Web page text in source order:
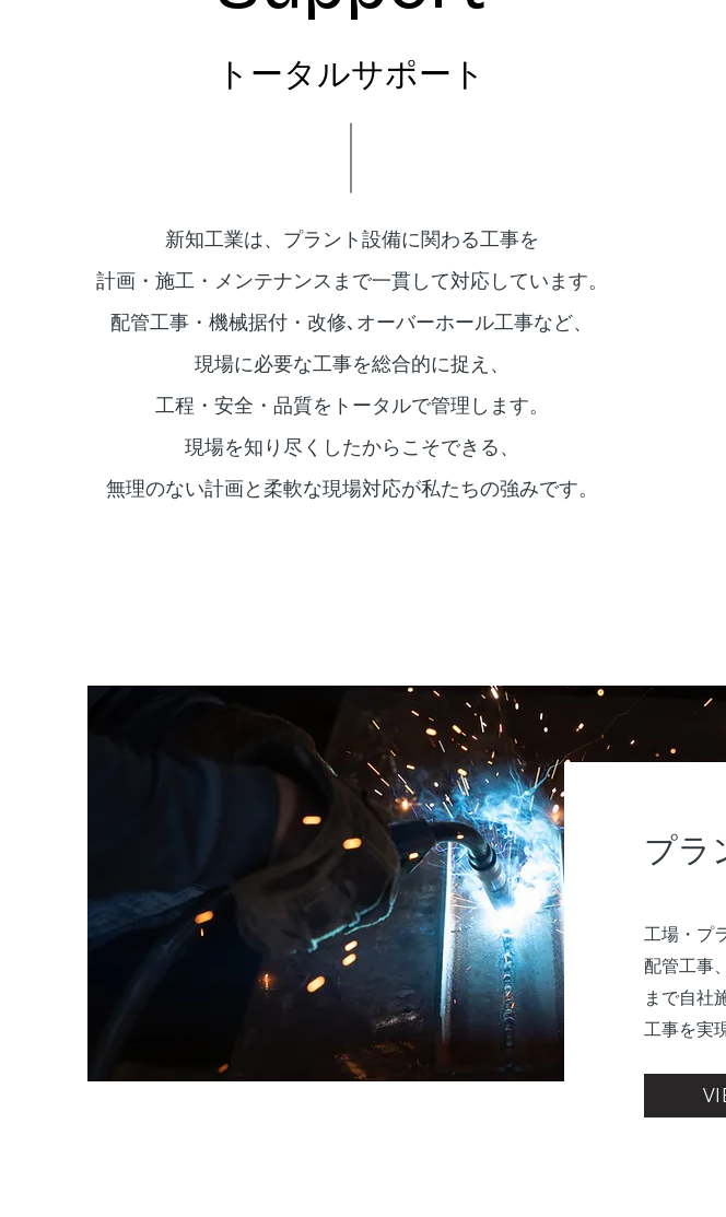
トータルサポート
新知工業は、プラント設備に関わる工事を
計画・施工・メンテナンスまで一貫して対応しています。
配管工事・機械据付・改修､オーバーホール工事など、
現場に必要な工事を総合的に捉え、
工程・安全・品質をトータルで管理します。
現場を知り尽くしたからこそできる、
無理のない計画と柔軟な現場対応が私たちの強みです。
プラ
工場・プ
配管工事
まで自社
工事を実